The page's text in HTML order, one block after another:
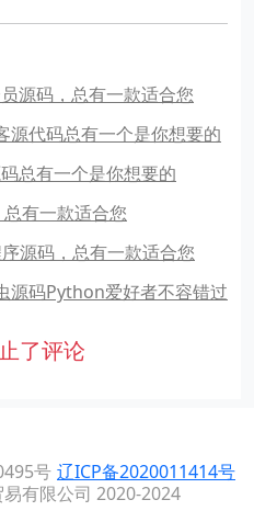
源码，总有一款适合您
代码总有一个是你想要的
总有一个是你想要的
有一款适合您
源码，总有一款适合您
源码Python爱好者不容错过
了评论
号 辽ICP备2020011414号
有限公司 2020-2024